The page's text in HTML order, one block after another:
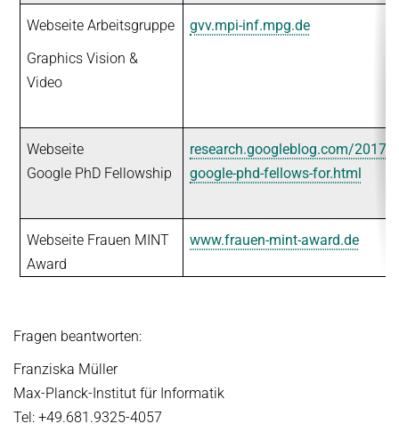
Webseite Arbeitsgruppe
Graphics Vision &
Video
gvv.mpi-inf.mpg.de
Webseite
Google PhD Fellowship
research.googleblog.com/2017/
google-phd-fellows-for.html
Webseite Frauen MINT
Award
www.frauen-mint-award.de
Fragen beantworten:
Franziska Müller
Max-Planck-Institut für Informatik
Tel: +49.681.9325-4057